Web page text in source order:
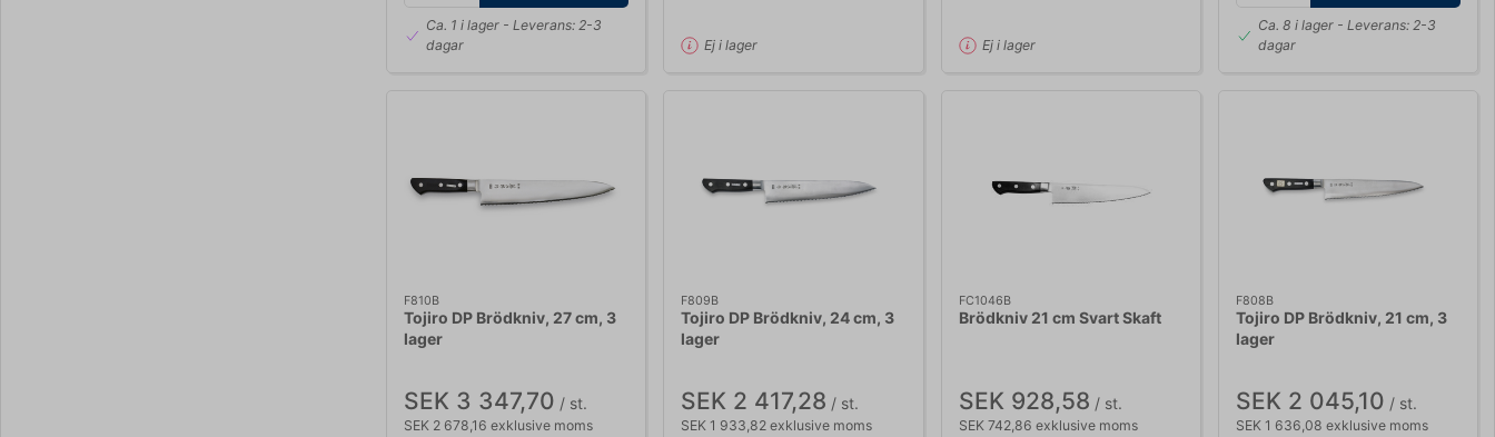
Ca. 1 i lager - Leverans: 2-3
dagar
Ej i lager Ej i lager
Ca. 8 i lager- Leverans: 2-3
dagar
F810B
Tojiro DP Brödkniv, 27 cm, 3
lager
SEK 3 347,70 / st.
SEK 2 678,16 exklusive moms
F809B
Tojiro DP Brödkniv, 24 cm, 3
lager
SEK 2 417,28 / st.
SEK 1 933,82 exklusive moms
FC1046B
Brödkniv 21 cm Svart Skaft
SEK 928,58 / st.
SEK 742,86 exklusive moms
F808B
Tojiro DP Brödkniv, 21 cm, 3
lager
SEK 2 045,10 / st.
SEK 1 636,08 exklusive moms